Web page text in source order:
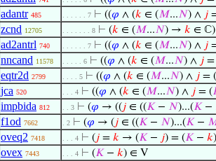
adantr 485 . . . . . . 7 ⊢ ((𝜑 ∧ (𝑘 ∈ (𝑀...𝑁) ∧ 𝑗
zcnd 12705 . . . . . . . 8 ⊢ (𝑘 ∈ (𝑀...𝑁) → 𝑘 ∈ ℂ)
ad2antrl 740 . . . . . . 7 ⊢ ((𝜑 ∧ (𝑘 ∈ (𝑀...𝑁) ∧ 𝑗
nncand 11578 . . . . . 6 ⊢ ((𝜑 ∧ (𝑘 ∈ (𝑀...𝑁) ∧ 𝑗 =
eqtr2d 2799 . . . . 5 ⊢ ((𝜑 ∧ (𝑘 ∈ (𝑀...𝑁) ∧ 𝑗 = (
jca 520 . . . 4 ⊢ ((𝜑 ∧ (𝑘 ∈ (𝑀...𝑁) ∧ 𝑗 = (
impbida 812 . . 3 ⊢ (𝜑 → ((𝑗 ∈ ((𝐾 − 𝑁)...(𝐾 −
f1od 7662 . 2 ⊢ (𝜑 → (𝑗 ∈ ((𝐾 − 𝑁)...(𝐾 −
oveq2 7418 . . . 4 ⊢ (𝑗 = 𝑘 → (𝐾 − 𝑗) = (𝐾 − 𝑘
ovex 7443 . . . 4 ⊢ (𝐾 − 𝑘) ∈ V